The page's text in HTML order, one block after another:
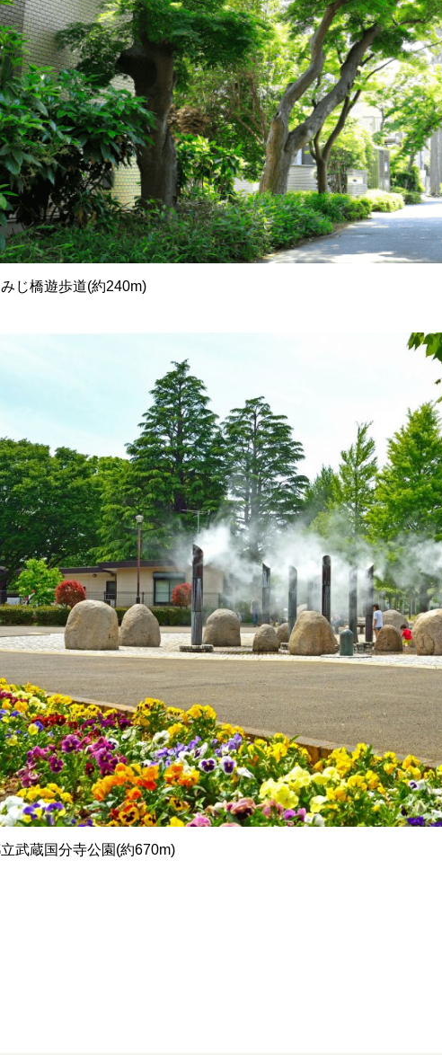
じ橋遊歩道(約240m)
武蔵国分寺公園(約670m)